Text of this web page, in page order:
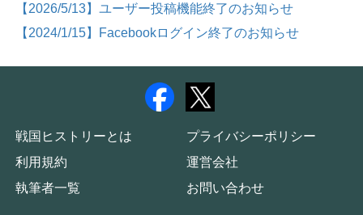
【2026/5/13】ユーザー投稿機能終了のお知らせ
【2024/1/15】Facebookログイン終了のお知らせ
戦国ヒストリーとは
プライバシーポリシー
利用規約
運営会社
執筆者一覧
お問い合わせ